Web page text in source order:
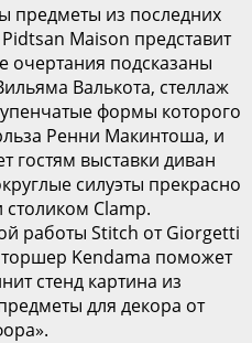
предметы из последних
Maison представит
очертания подсказаны
Валькота, стеллаж
формы которого
Ренни Макинтоша, и
гостям выставки диван
силуэты прекрасно
столиком Clamp.
работы Stitch от Giorgetti
Kendama поможет
стенд картина из
для декора от